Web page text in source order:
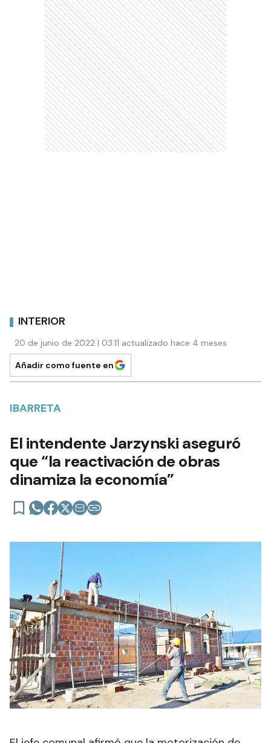
INTERIOR
20 de junio de 2022 | 03:11 actualizado hace 4 meses
Añadir como fuente en
IBARRETA
El intendente Jarzynski aseguró
que “la reactivación de obras
dinamiza la economía”